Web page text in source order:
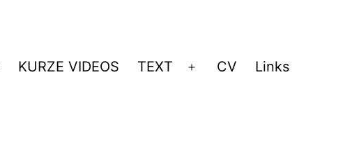
KURZE VIDEOS TEXT
Menü
CV Links